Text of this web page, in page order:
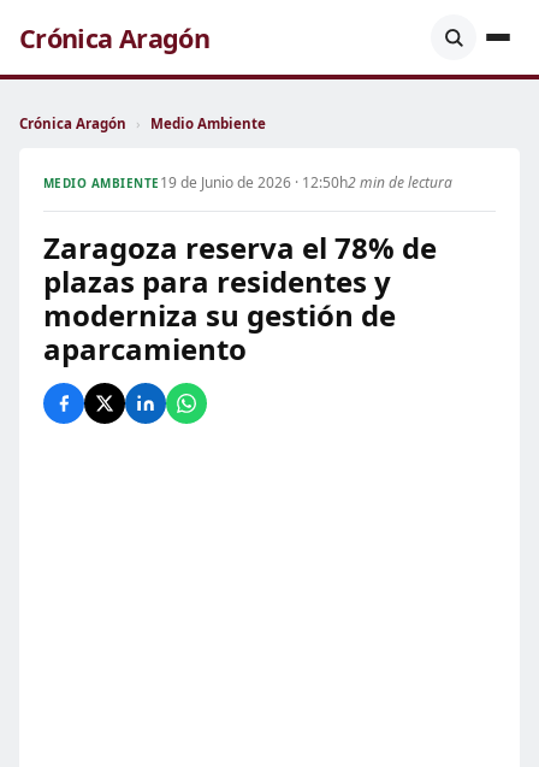
Crónica Aragón
Crónica Aragón › Medio Ambiente
MEDIO AMBIENTE 19 de Junio de 2026 · 12:50h2 min de lectura
Zaragoza reserva el 78% de
plazas para residentes y
moderniza su gestión de
aparcamiento